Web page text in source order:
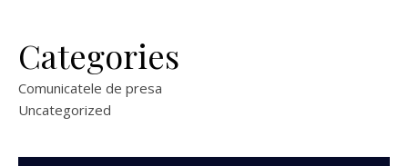
Categories
Comunicatele de presa
Uncategorized